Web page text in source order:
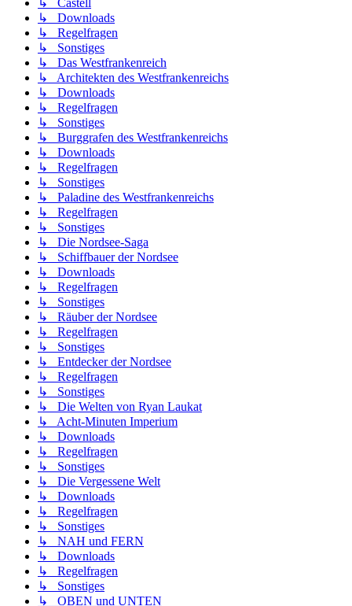
↳ Downloads
↳ Regelfragen
↳ Sonstiges
↳ Das Westfrankenreich
↳ Architekten des Westfrankenreichs
↳ Downloads
↳ Regelfragen
↳ Sonstiges
↳ Burggrafen des Westfrankenreichs
↳ Downloads
↳ Regelfragen
↳ Sonstiges
↳ Paladine des Westfrankenreichs
↳ Regelfragen
↳ Sonstiges
↳ Die Nordsee-Saga
↳ Schiffbauer der Nordsee
↳ Downloads
↳ Regelfragen
↳ Sonstiges
↳ Räuber der Nordsee
↳ Regelfragen
↳ Sonstiges
↳ Entdecker der Nordsee
↳ Regelfragen
↳ Sonstiges
↳ Die Welten von Ryan Laukat
↳ Acht-Minuten Imperium
↳ Downloads
↳ Regelfragen
↳ Sonstiges
↳ Die Vergessene Welt
↳ Downloads
↳ Regelfragen
↳ Sonstiges
↳ NAH und FERN
↳ Downloads
↳ Regelfragen
↳ Sonstiges
↳ OBEN und UNTEN